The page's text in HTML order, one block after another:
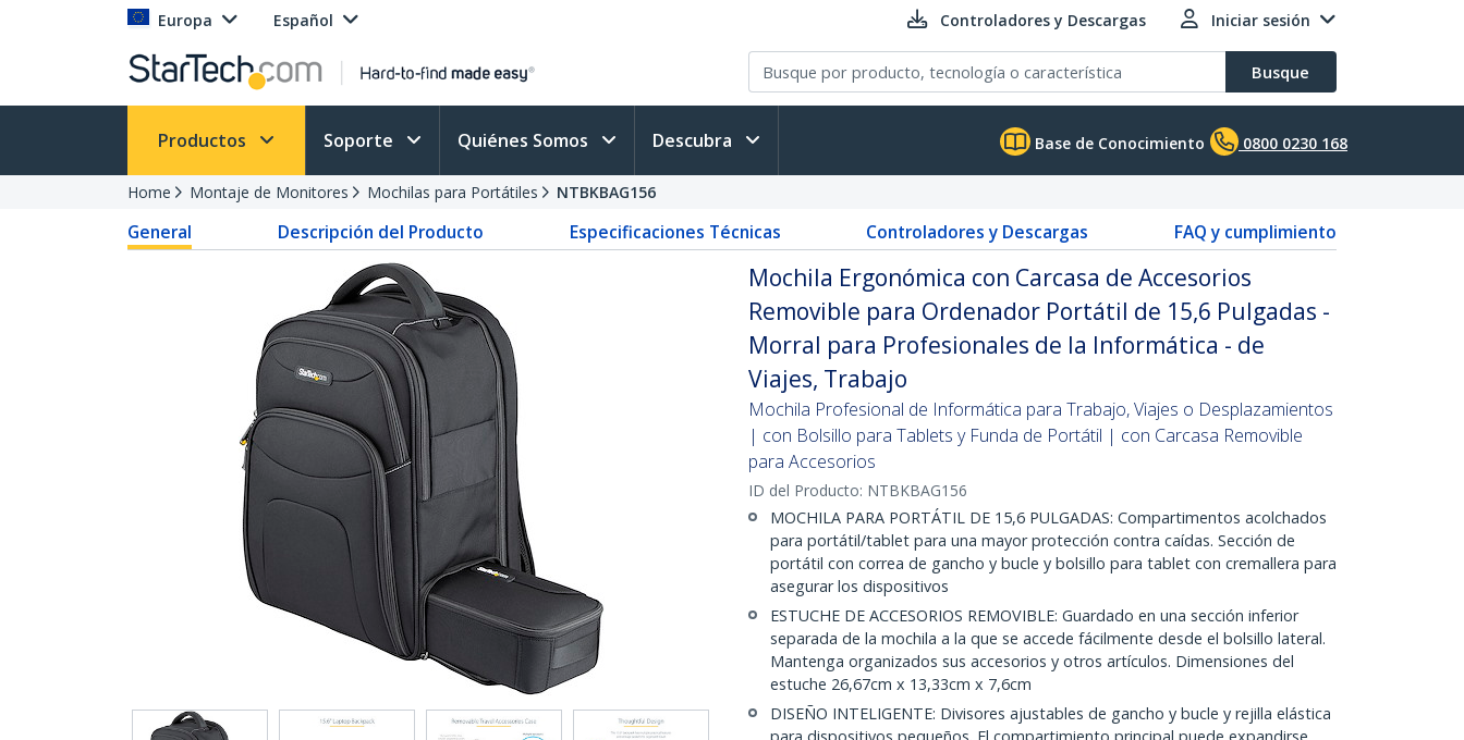
Europa Español Controladores y Descargas Iniciar sesión
Busque
Productos Soporte Quiénes Somos Descubra Base de Conocimiento 0800 0230 168
Home Montaje de Monitores Mochilas para Portátiles NTBKBAG156
General Descripción del Producto Especificaciones Técnicas Controladores y Descargas FAQ y cumplimiento
Mochila Ergonómica con Carcasa de Accesorios
Removible para Ordenador Portátil de 15,6 Pulgadas -
Morral para Profesionales de la Informática - de
Viajes, Trabajo
Mochila Profesional de Informática para Trabajo, Viajes o Desplazamientos
| con Bolsillo para Tablets y Funda de Portátil | con Carcasa Removible
para Accesorios
ID del Producto: NTBKBAG156
MOCHILA PARA PORTÁTIL DE 15,6 PULGADAS: Compartimentos acolchados
para portátil/tablet para una mayor protección contra caídas. Sección de
portátil con correa de gancho y bucle y bolsillo para tablet con cremallera para
asegurar los dispositivos
ESTUCHE DE ACCESORIOS REMOVIBLE: Guardado en una sección inferior
separada de la mochila a la que se accede fácilmente desde el bolsillo lateral.
Mantenga organizados sus accesorios y otros artículos. Dimensiones del
estuche 26,67cm x 13,33cm x 7,6cm
DISEÑO INTELIGENTE: Divisores ajustables de gancho y bucle y rejilla elástica